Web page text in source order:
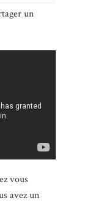
un
vous
avez un